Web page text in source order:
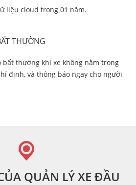
liệu cloud trong 01 năm.
THƯỜNG
bất thường khi xe không nằm trong
định, và thông báo ngay cho người
QUẢN LÝ XE ĐẦU